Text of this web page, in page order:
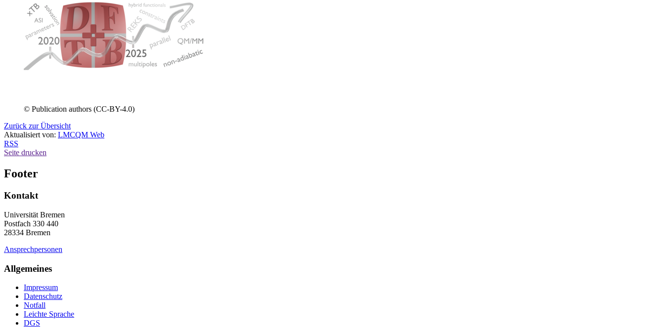
© Publication authors (CC-BY-4.0)
Zurück zur Übersicht
Aktualisiert von: LMCQM Web
RSS
Seite drucken
Footer
Kontakt
Universität Bremen
Postfach 330 440
28334 Bremen
Ansprechpersonen
Allgemeines
Impressum
Datenschutz
Notfall
Leichte Sprache
DGS